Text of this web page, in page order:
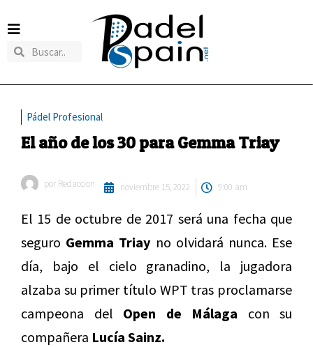
Pádel Profesional
El año de los 30 para Gemma Triay
por Redaccion noviembre 15, 2022 9:00 am
El 15 de octubre de 2017 será una fecha que
seguro Gemma Triay no olvidará nunca. Ese
día, bajo el cielo granadino, la jugadora
alzaba su primer título WPT tras proclamarse
campeona del Open de Málaga con su
compañera Lucía Sainz.